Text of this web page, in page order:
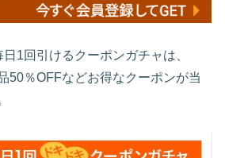
1回引けるクーポンガチャは、
50％OFFなどお得なクーポンが当